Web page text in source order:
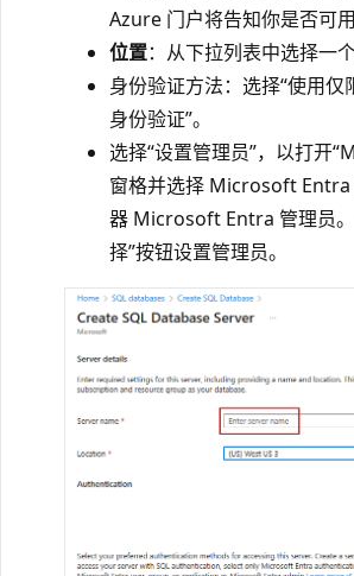
Azure 门户将告知你是否可用
位置：从下拉列表中选择一
身份验证方法：选择“使用
身份验证”。
选择“设置管理员”，以打开
窗格并选择 Microsoft Entra
器 Microsoft Entra 管理员。
择”按钮设置管理员。